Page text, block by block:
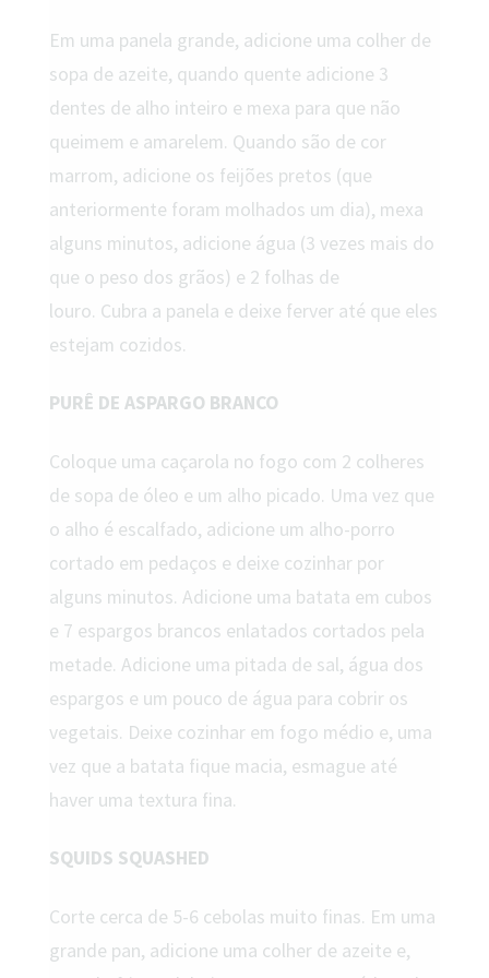
Em uma panela grande, adicione uma colher de
sopa de azeite, quando quente adicione 3
dentes de alho inteiro e mexa para que não
queimem e amarelem. Quando são de cor
marrom, adicione os feijões pretos (que
anteriormente foram molhados um dia), mexa
alguns minutos, adicione água (3 vezes mais do
que o peso dos grãos) e 2 folhas de
louro. Cubra a panela e deixe ferver até que eles
estejam cozidos.
PURÊ DE ASPARGO BRANCO
Coloque uma caçarola no fogo com 2 colheres
de sopa de óleo e um alho picado. Uma vez que
o alho é escalfado, adicione um alho-porro
cortado em pedaços e deixe cozinhar por
alguns minutos. Adicione uma batata em cubos
e 7 espargos brancos enlatados cortados pela
metade. Adicione uma pitada de sal, água dos
espargos e um pouco de água para cobrir os
vegetais. Deixe cozinhar em fogo médio e, uma
vez que a batata fique macia, esmague até
haver uma textura fina.
SQUIDS SQUASHED
Corte cerca de 5-6 cebolas muito finas. Em uma
grande pan, adicione uma colher de azeite e,